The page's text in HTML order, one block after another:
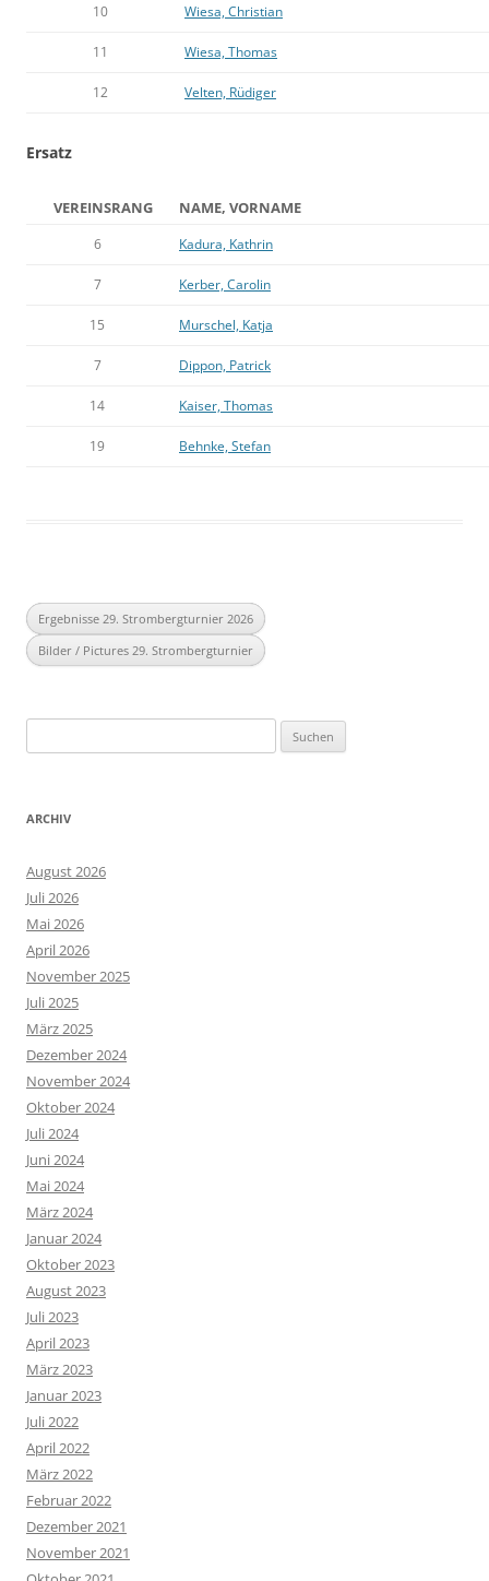
10 Wiesa, Christian
11 Wiesa, Thomas
12 Velten, Rüdiger
Ersatz
VEREINSRANG NAME, VORNAME
6 Kadura, Kathrin
7 Kerber, Carolin
15 Murschel, Katja
7 Dippon, Patrick
14 Kaiser, Thomas
19 Behnke, Stefan
Ergebnisse 29. Strombergturnier 2026
Bilder / Pictures 29. Strombergturnier
nach:
ARCHIV
August 2026
Juli 2026
Mai 2026
April 2026
November 2025
Juli 2025
März 2025
Dezember 2024
November 2024
Oktober 2024
Juli 2024
Juni 2024
Mai 2024
März 2024
Januar 2024
Oktober 2023
August 2023
Juli 2023
April 2023
März 2023
Januar 2023
Juli 2022
April 2022
März 2022
Februar 2022
Dezember 2021
November 2021